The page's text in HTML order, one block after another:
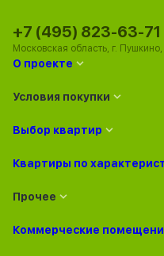
О проекте
Условия покупки
Выбор квартир
Квартиры по
Прочее
Коммерческие
+7 (495) 823-63-71
Московская область, г.